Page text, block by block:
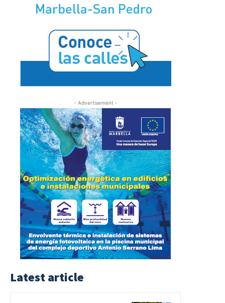
- Advertisement -
Latest article